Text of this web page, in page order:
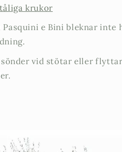
krukor
e Bini bleknar inte
vid stötar eller